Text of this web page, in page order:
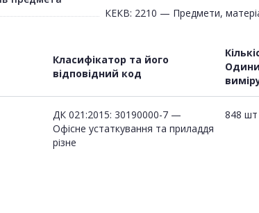
КЕКВ: 2210 — Предмети,
Класифікатор та його
відповідний код
ДК 021:2015: 30190000-7 —
Офісне устаткування та приладдя
різне
848 шт